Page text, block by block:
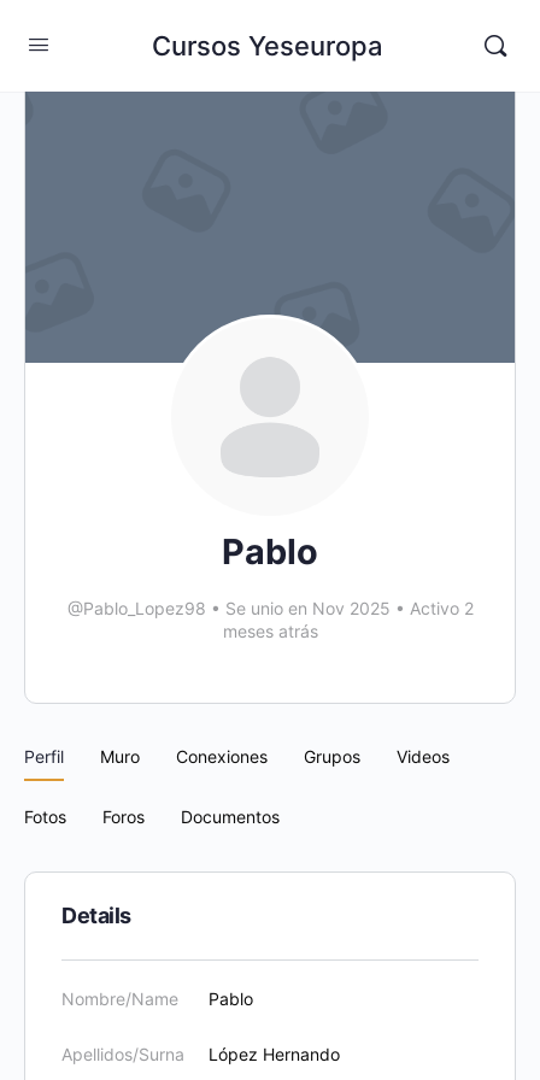
Cursos Yeseuropa
Pablo
@Pablo_Lopez98 • Se unio en Nov 2025 • Activo 2
meses atrás
Perfil Muro Conexiones Grupos Videos
Fotos Foros Documentos
Details
Nombre/Name Pablo
Apellidos/Surna
López Hernando